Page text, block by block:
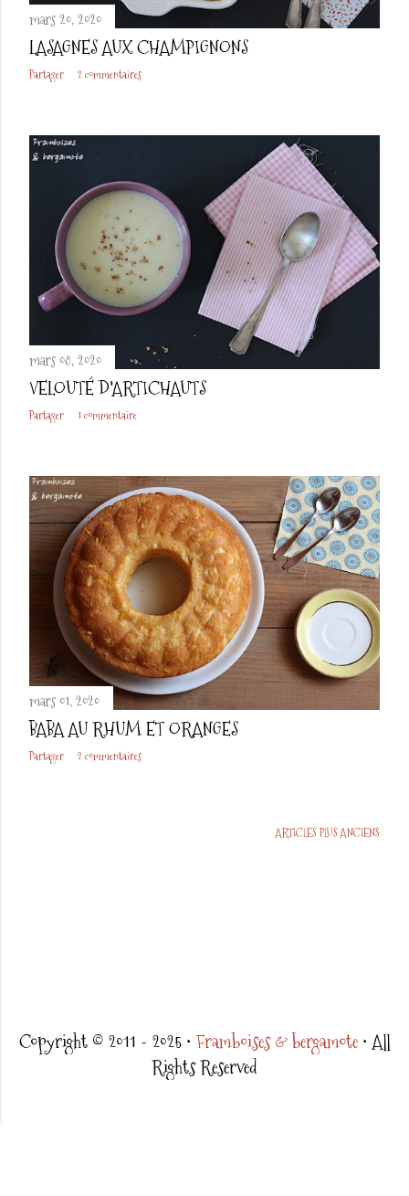
mars 20, 2020
LASAGNES AUX CHAMPIGNONS
Partager 2 commentaires
mars 08, 2020
VELOUTÉ D'ARTICHAUTS
Partager 1 commentaire
mars 01, 2020
BABA AU RHUM ET ORANGES
Partager 2 commentaires
ARTICLES PLUS ANCIENS
Copyright © 2011 - 2025 • Framboises & bergamote• All
Rights Reserved